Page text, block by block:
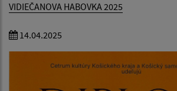
VIDIEČANOVA HABOVKA 2025
14.04.2025